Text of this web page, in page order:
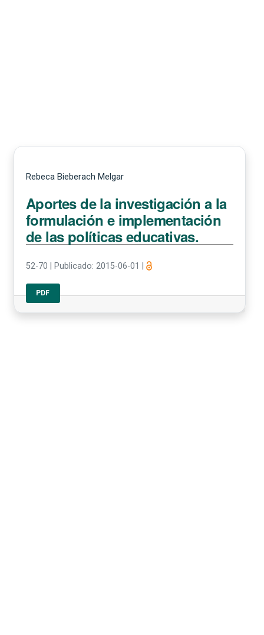
Rebeca Bieberach Melgar
Aportes de la investigación a la
formulación e implementación
de las políticas educativas.
52-70 Publicado: 2015-06-01
PDF